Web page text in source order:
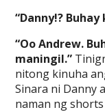
“Danny!? Buhay
“Oo Andrew.
maningil.”
nitong kinuha
Sinara ni Danny
naman ng shorts